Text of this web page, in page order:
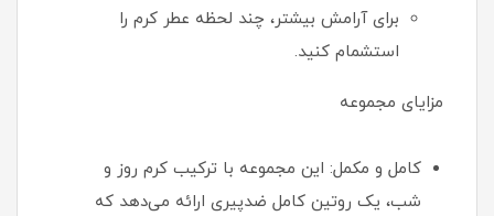
برای آرامش بیشتر، چند لحظه عطر کرم را
استشمام کنید.
مزایای مجموعه
کامل و مکمل: این مجموعه با ترکیب کرم روز و
شب، یک روتین کامل ضدپیری ارائه می‌دهد که